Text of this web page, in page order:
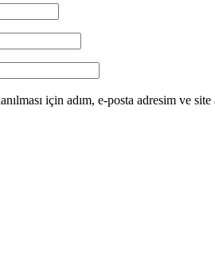
için adım, e-posta adresim ve